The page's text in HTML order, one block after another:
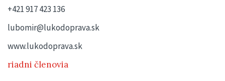
+421 917 423 136
lubomir@lukodoprava.sk
www.lukodoprava.sk
riadni členovia